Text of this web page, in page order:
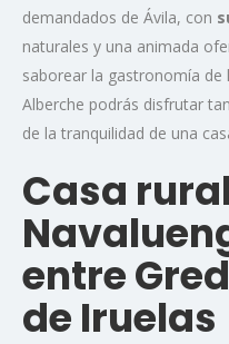
demandados de Ávila, con
naturales y una animada
saborear la gastronomía de
Alberche podrás disfrutar
de la tranquilidad de una
Casa
entre
de Iruelas